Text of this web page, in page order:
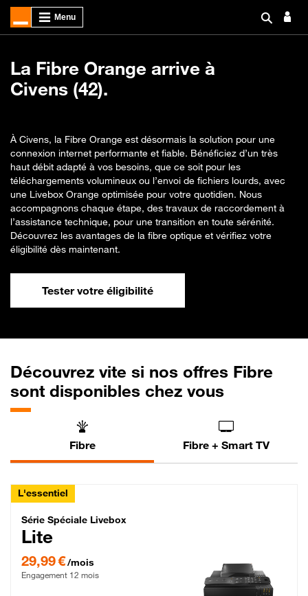
La Fibre Orange arrive à
Civens (42).
À Civens, la Fibre Orange est désormais la solution pour une
connexion internet performante et fiable. Bénéficiez d’un très
haut débit adapté à vos besoins, que ce soit pour les
téléchargements volumineux ou l’envoi de fichiers lourds, avec
une Livebox Orange optimisée pour votre quotidien. Nous
accompagnons chaque étape, des travaux de raccordement à
l’assistance technique, pour une transition en toute sérénité.
Découvrez les avantages de la fibre optique et vérifiez votre
éligibilité dès maintenant.
Tester votre éligibilité
Découvrez vite si nos offres Fibre
sont disponibles chez vous
Fibre Fibre + Smart TV
L'essentiel
Série Spéciale Livebox Lite Fibre
Série Spéciale Livebox
Lite
29,99 €/mois
Engagement 12 mois